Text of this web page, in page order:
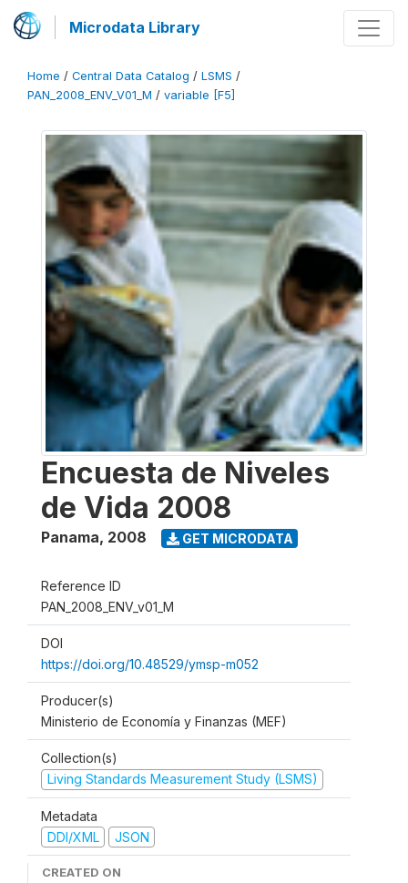
Microdata Library
Home / Central Data Catalog / LSMS /
PAN_2008_ENV_V01_M / variable [F5]
Encuesta de Niveles
de Vida 2008
Panama, 2008 GET MICRODATA
Reference ID
PAN_2008_ENV_v01_M
DOI
https://doi.org/10.48529/ymsp-m052
Producer(s)
Ministerio de Economía y Finanzas (MEF)
Collection(s)
Living Standards Measurement Study (LSMS)
Metadata
DDI/XML
JSON
CREATED ON